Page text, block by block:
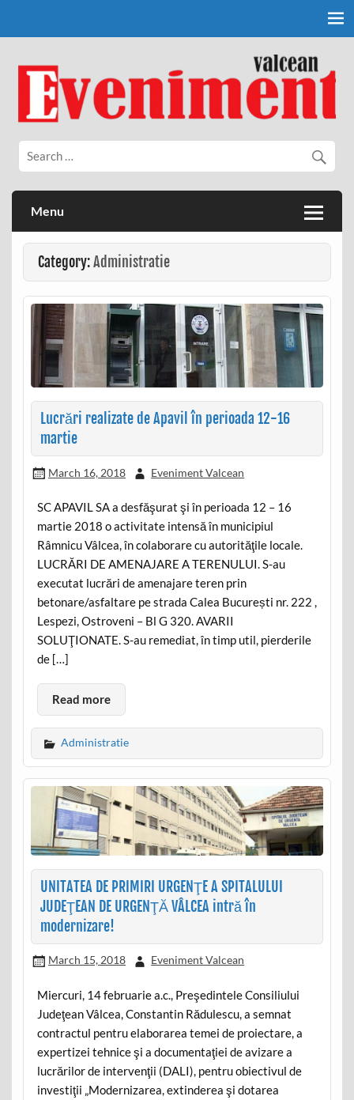
Eveniment Valcean
Menu
Category:Administratie
Lucrări realizate de Apavil în perioada 12-16
martie
March 16, 2018 Eveniment Valcean
SC APAVIL SA a desfăşurat şi în perioada 12 – 16
martie 2018 o activitate intensă în municipiul
Râmnicu Vâlcea, în colaborare cu autorităţile locale.
LUCRĂRI DE AMENAJARE A TERENULUI. S-au
executat lucrări de amenajare teren prin
betonare/asfaltare pe strada Calea București nr. 222 ,
Lespezi, Ostroveni – Bl G 320. AVARII
SOLUŢIONATE. S-au remediat, în timp util, pierderile
de […]
Read more
Administratie
UNITATEA DE PRIMIRI URGENŢE A SPITALULUI
JUDEŢEAN DE URGENŢĂ VÂLCEA intră în
modernizare!
March 15, 2018 Eveniment Valcean
Miercuri, 14 februarie a.c., Preşedintele Consiliului
Judeţean Vâlcea, Constantin Rădulescu, a semnat
contractul pentru elaborarea temei de proiectare, a
expertizei tehnice şi a documentaţiei de avizare a
lucrărilor de intervenţii (DALI), pentru obiectivul de
investiţii „Modernizarea, extinderea şi dotarea